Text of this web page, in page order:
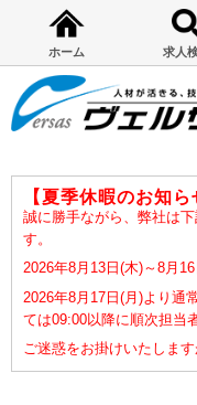
ホーム 求人
【夏季休暇のお知ら
誠に勝手ながら、弊社は
す。
2026年8月13日(木)～8月
2026年8月17日(月)より通
ては09:00以降に順次担当
ご迷惑をお掛けいたしま